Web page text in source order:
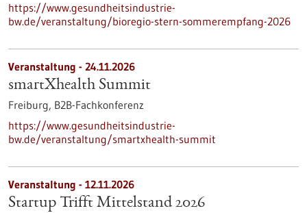
https://www.gesundheitsindustrie-
bw.de/veranstaltung/bioregio-stern-sommerempfang-2026
Veranstaltung - 24.11.2026
smartXhealth Summit
Freiburg, B2B-Fachkonferenz
https://www.gesundheitsindustrie-
bw.de/veranstaltung/smartxhealth-summit
Veranstaltung - 12.11.2026
Startup Trifft Mittelstand 2026